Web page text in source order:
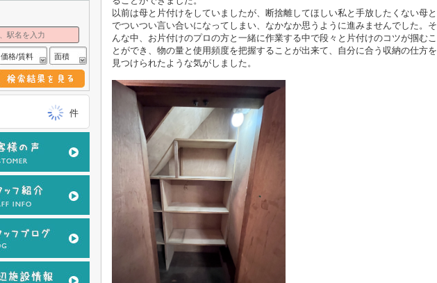
以前は母と片付けをしていましたが、断捨離してほしい私と手放したくない母と
でついつい言い合いになってしまい、なかなか思うように進みませんでした。そ
んな中、お片付けのプロの方と一緒に作業する中で段々と片付けのコツが掴むこ
とができ、物の量と使用頻度を把握することが出来て、自分に合う収納の仕方を
見つけられたような気がしました。
価格/賃料 面積
件